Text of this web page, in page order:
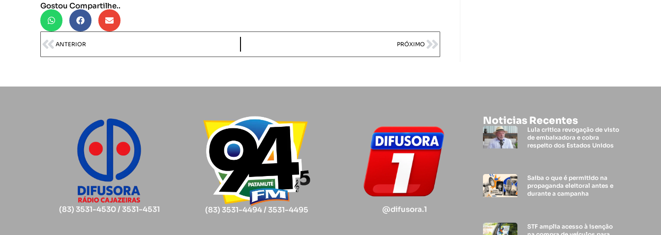
Gostou Compartilhe..
ANTERIOR PRÓXIMO
(83) 3531-4530 / 3531-4531 (83) 3531-4494 / 3531-4495 @difusora.1
Noticias Recentes
Lula critica revogação de visto
de embaixadora e cobra
respeito dos Estados Unidos
Saiba o que é permitido na
propaganda eleitoral antes e
durante a campanha
STF amplia acesso à isenção